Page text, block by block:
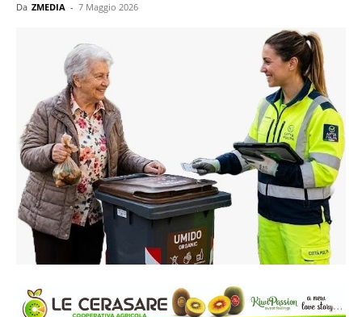
Da ZMEDIA - 7 Maggio 2026